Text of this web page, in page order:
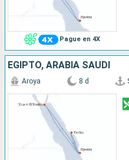
Pague en 4X
EGIPTO, ARABIA SAUDÍ
Aroya 8 d